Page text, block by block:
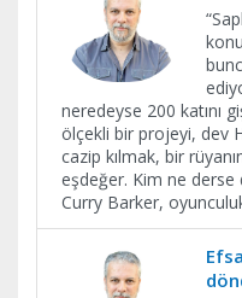
neredeyse 200 katını
ölçekli bir projeyi, dev
cazip kılmak, bir
eşdeğer. Kim ne derse
Curry Barker,